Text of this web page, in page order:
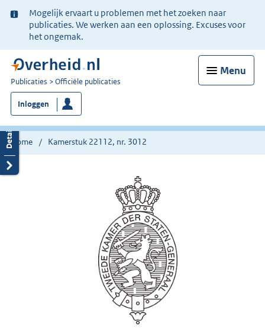
Ter
informatie:
Mogelijk ervaart u problemen met het zoeken naar
publicaties. We werken aan een oplossing. Excuses voor
het ongemak.
Menu
U
bent
nu
hier:
Publicaties Officiële publicaties
Inloggen
Home Kamerstuk 22112, nr. 3012